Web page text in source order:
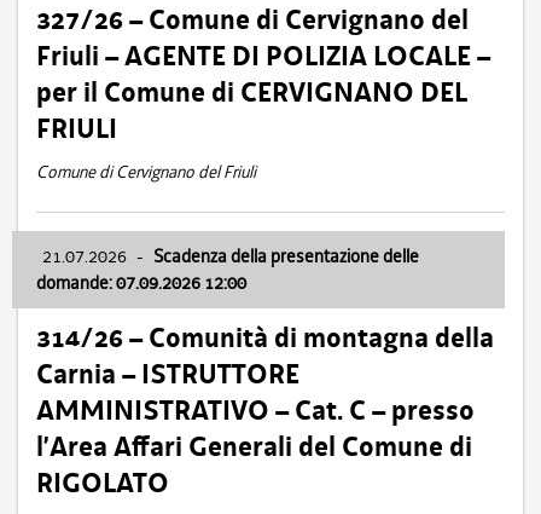
327/26 – Comune di Cervignano del
Friuli – AGENTE DI POLIZIA LOCALE –
per il Comune di CERVIGNANO DEL
FRIULI
Comune di Cervignano del Friuli
21.07.2026 - Scadenza della presentazione delle
domande: 07.09.2026 12:00
314/26 – Comunità di montagna della
Carnia – ISTRUTTORE
AMMINISTRATIVO – Cat. C – presso
l’Area Affari Generali del Comune di
RIGOLATO